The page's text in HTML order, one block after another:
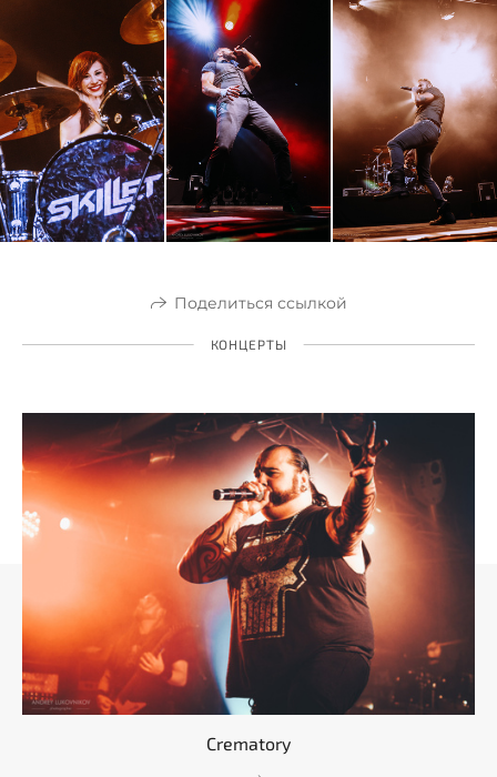
Поделиться ссылкой
КОНЦЕРТЫ
Crematory